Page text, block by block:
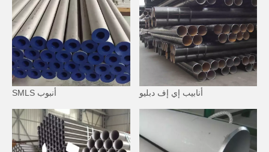
أنابيب إي إف دبليو أنبوب SMLS